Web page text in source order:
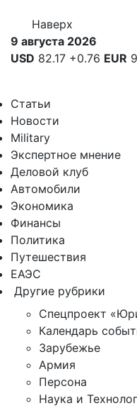
Наверх
9 августа 2026
USD 82.17 +0.76 EUR
Статьи
Новости
Military
Экспертное мнение
Деловой клуб
Автомобили
Экономика
Финансы
Политика
Путешествия
ЕАЭС
Другие рубрики
Спецпроект
Календарь
Зарубежье
Армия
Персона
Наука и